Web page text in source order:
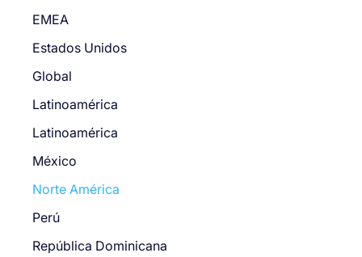
EMEA
Estados Unidos
Global
Latinoamérica
Latinoamérica
México
Norte América
Perú
República Dominicana